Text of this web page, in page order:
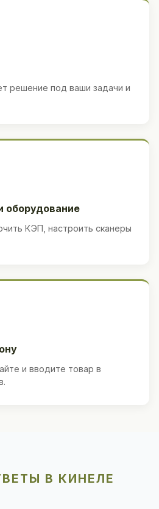
решение под ваши задачи и
оборудование
КЭП, настроить сканеры
и вводите товар в
В КИНЕЛЕ